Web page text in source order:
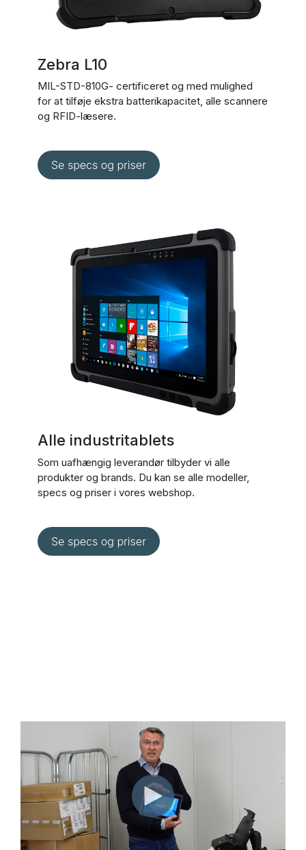
Zebra L10
MIL-STD-810G- certificeret og med mulighed
for at tilføje ekstra batterikapacitet, alle scannere
og RFID-læsere.
Alle industritablets
Som uafhængig leverandør tilbyder vi alle
produkter og brands. Du kan se alle modeller,
specs og priser i vores webshop.